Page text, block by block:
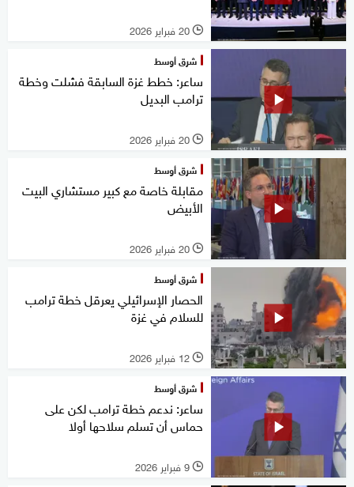
l 20 فبراير 2026
شرق أوسط
ساعر: خطط غزة السابقة فشلت وخطة
ترامب البديل
l 20 فبراير 2026
شرق أوسط
مقابلة خاصة مع كبير مستشاري البيت
الأبيض
l 20 فبراير 2026
شرق أوسط
الحصار الإسرائيلي يعرقل خطة ترامب
للسلام في غزة
l 12 فبراير 2026
شرق أوسط
ساعر: ندعم خطة ترامب لكن على
حماس أن تسلم سلاحها أولا
l 9 فبراير 2026